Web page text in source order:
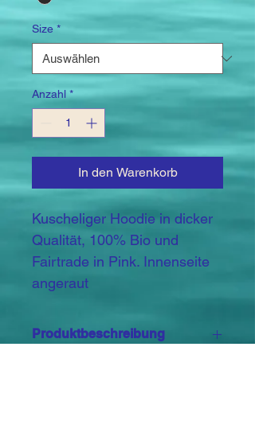
Size *
Anzahl *
In den Warenkorb
Kuscheliger Hoodie in dicker
Qualität, 100% Bio und
Fairtrade in Pink. Innenseite
angeraut
Produktbeschreibung